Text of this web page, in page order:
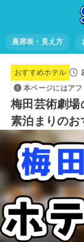
座席表・見え方
おすすめホテル
本ページにはア
梅田芸術劇
素泊まりのお